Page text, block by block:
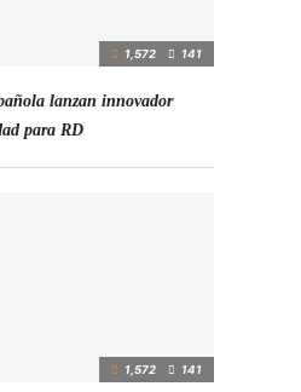
1,572 141
lanzan innovador
para RD
1,572 141